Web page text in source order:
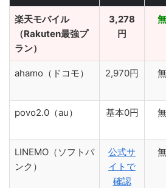
楽天モバイル
（Rakuten最強プ
ラン）
3,278
円
ahamo（ドコモ） 2,970円
povo2.0（au） 基本0円
LINEMO（ソフトバ
ンク）
公式サ
イトで
確認